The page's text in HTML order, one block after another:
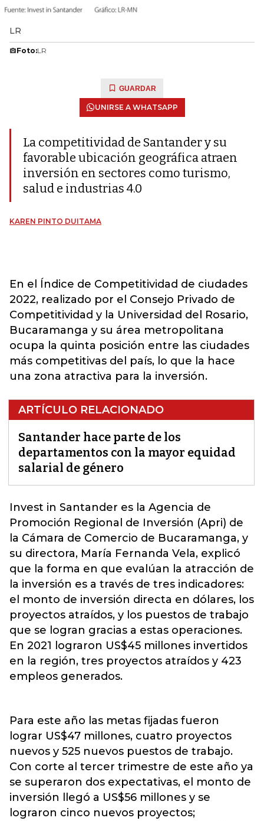
LR
Foto:LR
GUARDAR
UNIRSE A WHATSAPP
La competitividad de Santander y su
favorable ubicación geográfica atraen
inversión en sectores como turismo,
salud e industrias 4.0
KAREN PINTO DUITAMA
En el Índice de Competitividad de ciudades
2022, realizado por el Consejo Privado de
Competitividad y la Universidad del Rosario,
Bucaramanga y su área metropolitana
ocupa la quinta posición entre las ciudades
más competitivas del país, lo que la hace
una zona atractiva para la inversión.
ARTÍCULO RELACIONADO
Santander hace parte de los
departamentos con la mayor equidad
salarial de género
Invest in Santander es la Agencia de
Promoción Regional de Inversión (Apri) de
la Cámara de Comercio de Bucaramanga, y
su directora, María Fernanda Vela, explicó
que la forma en que evalúan la atracción de
la inversión es a través de tres indicadores:
el monto de inversión directa en dólares, los
proyectos atraídos, y los puestos de trabajo
que se logran gracias a estas operaciones.
En 2021 lograron US$45 millones invertidos
en la región, tres proyectos atraídos y 423
empleos generados.
Para este año las metas fijadas fueron
lograr US$47 millones, cuatro proyectos
nuevos y 525 nuevos puestos de trabajo.
Con corte al tercer trimestre de este año ya
se superaron dos expectativas, el monto de
inversión llegó a US$56 millones y se
lograron cinco nuevos proyectos;